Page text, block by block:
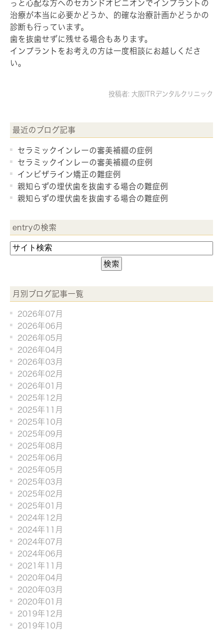
っと心配な方へのセカンドオピニオンでインプラントの
治療が本当に必要かどうか、的確な治療計画かどうかの
診断も行っています。
歯を抜歯せずに残せる場合もあります。
インプラントをお考えの方は一度相談にお越しくださ
い。
投稿者: 大阪ITRデンタルクリニック
最近のブログ記事
セラミックインレーの審美補綴の症例
セラミックインレーの審美補綴の症例
インビザライン矯正の難症例
親知らずの埋伏歯を抜歯する場合の難症例
親知らずの埋伏歯を抜歯する場合の難症例
entryの検索
月別ブログ記事一覧
2026年07月
2026年06月
2026年05月
2026年04月
2026年03月
2026年02月
2026年01月
2025年12月
2025年11月
2025年10月
2025年09月
2025年08月
2025年06月
2025年05月
2025年03月
2025年02月
2025年01月
2024年12月
2024年11月
2024年07月
2024年06月
2021年11月
2020年04月
2020年03月
2020年01月
2019年12月
2019年10月